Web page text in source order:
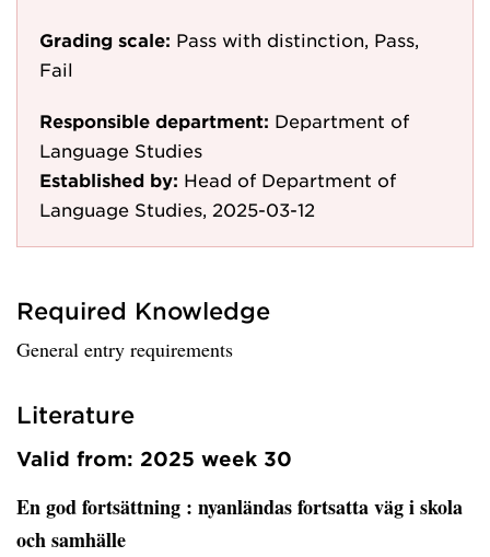
Grading scale: Pass with distinction, Pass,
Fail
Responsible department: Department of
Language Studies
Established by: Head of Department of
Language Studies, 2025-03-12
Required Knowledge
General entry requirements
Literature
Valid from: 2025 week 30
En god fortsättning : nyanländas fortsatta väg i skola
och samhälle